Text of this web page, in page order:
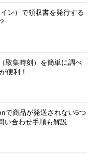
ン）で領収書を発行する
取集時刻）を簡単に調べ
便利！
で商品が発送されない5つ
い合わせ手順も解説